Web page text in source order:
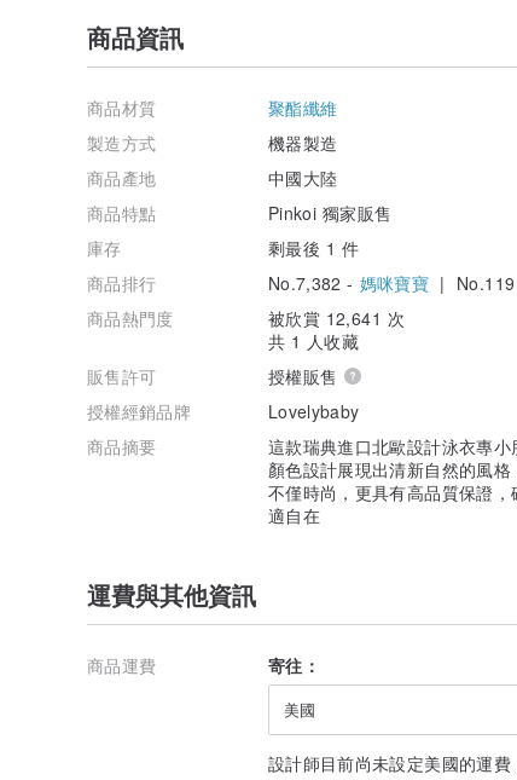
商品資訊
商品材質
聚酯纖維
製造方式
機器製造
商品產地
中國大陸
商品特點
Pinkoi 獨家販售
庫存
剩最後 1 件
商品排行
No.7,382 - 媽咪寶寶| No.119
商品熱門度
被欣賞 12,641 次
共 1 人收藏
販售許可
授權販售
授權經銷品牌
Lovelybaby
商品摘要
這款瑞典進口北歐設計泳衣專
顏色設計展現出清新自然的風
不僅時尚，更具有高品質保證
適自在
運費與其他資訊
商品運費 寄往：
美國
設計師目前尚未設定美國的運